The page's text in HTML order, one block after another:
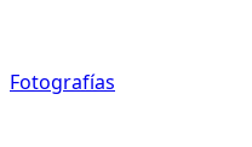
Fotografías